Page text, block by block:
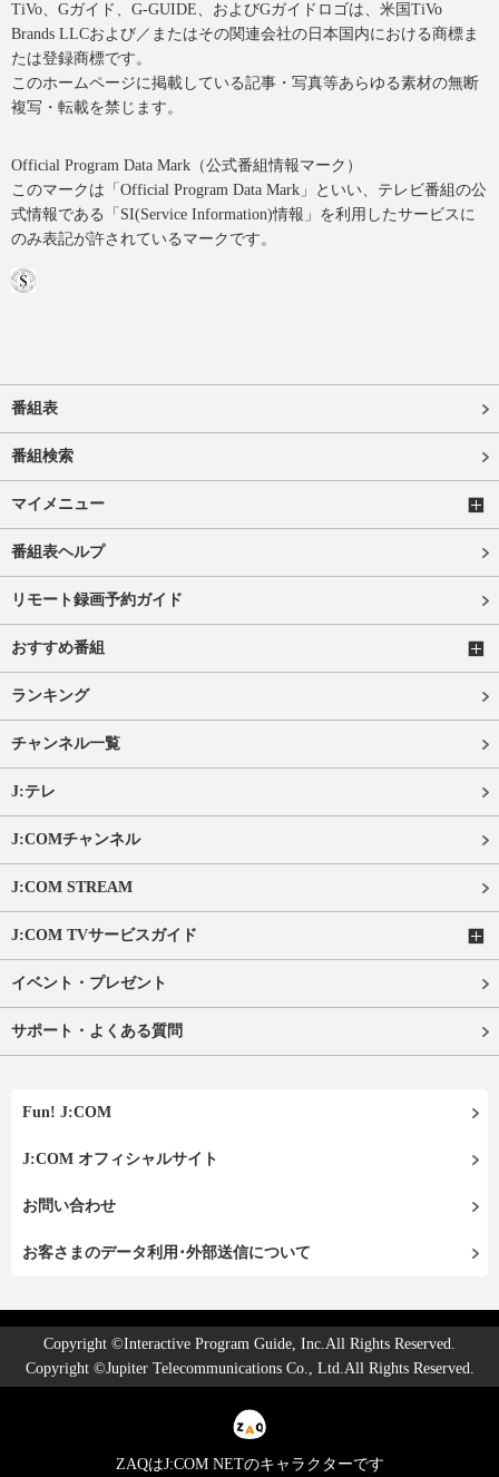
TiVo、Gガイド、G-GUIDE、およびGガイドロゴは、米国TiVo
Brands LLCおよび／またはその関連会社の日本国内における商標ま
たは登録商標です。
このホームページに掲載している記事・写真等あらゆる素材の無断
複写・転載を禁じます。
Official Program Data Mark（公式番組情報マーク）
このマークは「Official Program Data Mark」といい、テレビ番組の公
式情報である「SI(Service Information)情報」を利用したサービスに
のみ表記が許されているマークです。
番組表
番組検索
マイメニュー
番組表ヘルプ
リモート録画予約ガイド
おすすめ番組
ランキング
チャンネル一覧
J:テレ
J:COMチャンネル
J:COM STREAM
J:COM TVサービスガイド
イベント・プレゼント
サポート・よくある質問
Fun! J:COM
J:COM オフィシャルサイト
お問い合わせ
お客さまのデータ利用･外部送信について
Copyright ©Interactive Program Guide, Inc.All Rights Reserved.
Copyright ©Jupiter Telecommunications Co., Ltd.All Rights Reserved.
ZAQはJ:COM NETのキャラクターです